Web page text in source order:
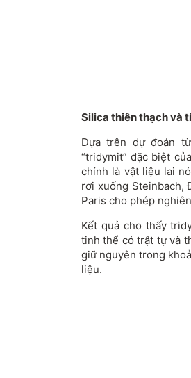
Silica thiên thạch và
Dựa trên dự đoán
“tridymit” đặc biệt
chính là vật liệu lai
rơi xuống Steinbach,
Paris cho phép
Kết quả cho thấy
tinh thể có trật tự và
giữ nguyên trong
liệu.